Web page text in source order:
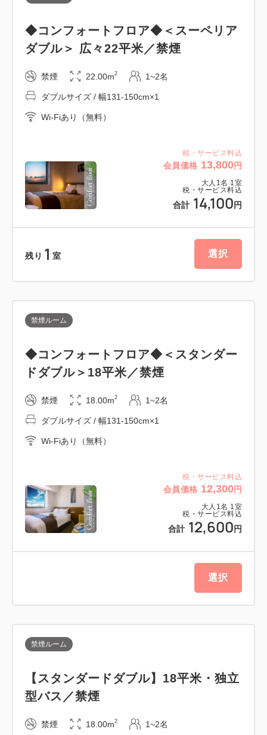
特別な旅の機会に、沖縄の自然を守る取り組みに参加
しませんか？“気取らず・美味しく楽しめる方法”で、
ださい。
観光・ビジネス利用共に、多くの嬉しいお声をいただ
いております♪
■【国際通りが目の前！】買い物もお食事も便利な立
■ゆいレール「県庁前」駅徒歩5分でお車がなくても
■全室【バス・トイレ別！】で、ゆっくり疲れを癒せ
ます
クサク！
■英国王室でも使用される【スランバーランド社製】
ベッドで心地よい眠りを。
━━未来の美しい海を守るために━━
当館のアメニティはプラスチック使用量を抑えた「バ
また、お部屋にご用意するアメニティを必要最小限と
追加分はフロント横のアメニティBOXにてご準備し
ておりますので、
ご利用分をお部屋までお持ちください。
（コーヒー/緑茶/ボディタオル/カミソリ/シェービン
ヘアブラシ/ヘアゴム/シャワーキャップ/綿棒/コット
・チェックイン14時～／チェックアウト11時
・お子様（0～11歳）の添い寝は1ベッドにつき1名様
※お食事、寝具及びアメニティは付いておりません
税・サービス料込
会員価格 13,800円
大人 1 名 1 室
税・サービス料込
合計 14,100 円
◆コンフォートフロア◆＜スーペリア
ダブル＞ 広々22平米／禁煙
禁煙 22.00m2 1~2名
ダブルサイズ / 幅131-150cm×1
Wi-Fiあり（無料）
残り 1 室 選択
税・サービス料込
会員価格 12,300円
大人 1 名 1 室
税・サービス料込
合計 12,600 円
禁煙ルーム
◆コンフォートフロア◆＜スタンダー
ドダブル＞18平米／禁煙
禁煙 18.00m2 1~2名
ダブルサイズ / 幅131-150cm×1
Wi-Fiあり（無料）
選択
禁煙ルーム
【スタンダードダブル】18平米・独立
型バス／禁煙
禁煙 18.00m2 1~2名